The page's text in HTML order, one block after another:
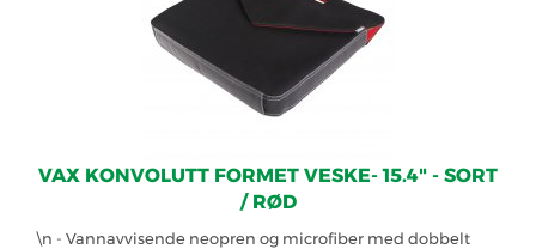
VAX KONVOLUTT FORMET VESKE- 15.4" - SORT
/ RØD
\n - Vannavvisende neopren og microfiber med dobbelt